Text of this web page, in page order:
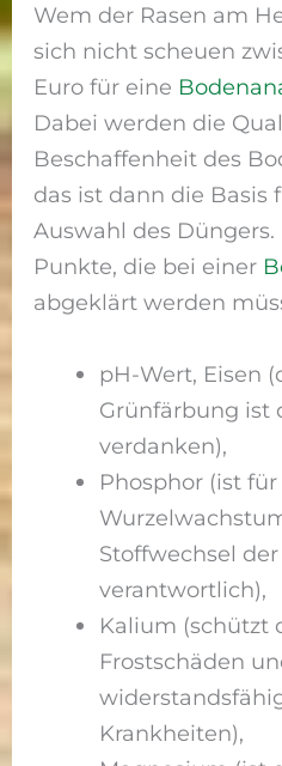
Wem der Rasen am
sich nicht scheuen
Euro für eine
Dabei werden die
Beschaffenheit des
das ist dann die Basis
Auswahl des
Punkte, die bei einer
abgeklärt werden
pH-Wert, Eisen
Grünfärbung ist
verdanken),
Phosphor (ist für
Stoffwechsel
verantwortlich),
Kalium (schützt
Frostschäden
Krankheiten),